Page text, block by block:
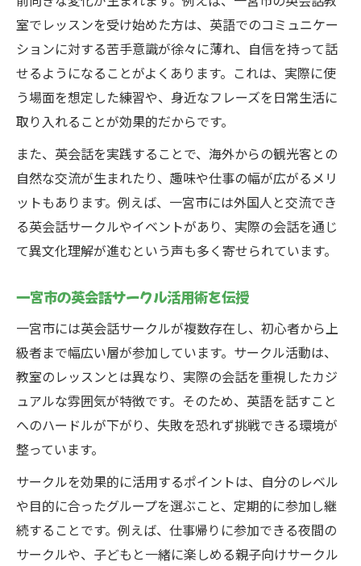
室でレッスンを受け始めた方は、英語でのコミュニケー
ションに対する苦手意識が徐々に薄れ、自信を持って話
せるようになることがよくあります。これは、実際に使
う場面を想定した練習や、身近なフレーズを日常生活に
取り入れることが効果的だからです。
また、英会話を実践することで、海外からの観光客との
自然な交流が生まれたり、趣味や仕事の幅が広がるメリ
ットもあります。例えば、一宮市には外国人と交流でき
る英会話サークルやイベントがあり、実際の会話を通じ
て異文化理解が進むという声も多く寄せられています。
一宮市の英会話サークル活用術を伝授
一宮市には英会話サークルが複数存在し、初心者から上
級者まで幅広い層が参加しています。サークル活動は、
教室のレッスンとは異なり、実際の会話を重視したカジ
ュアルな雰囲気が特徴です。そのため、英語を話すこと
へのハードルが下がり、失敗を恐れず挑戦できる環境が
整っています。
サークルを効果的に活用するポイントは、自分のレベル
や目的に合ったグループを選ぶこと、定期的に参加し継
続することです。例えば、仕事帰りに参加できる夜間の
サークルや、子どもと一緒に楽しめる親子向けサークル